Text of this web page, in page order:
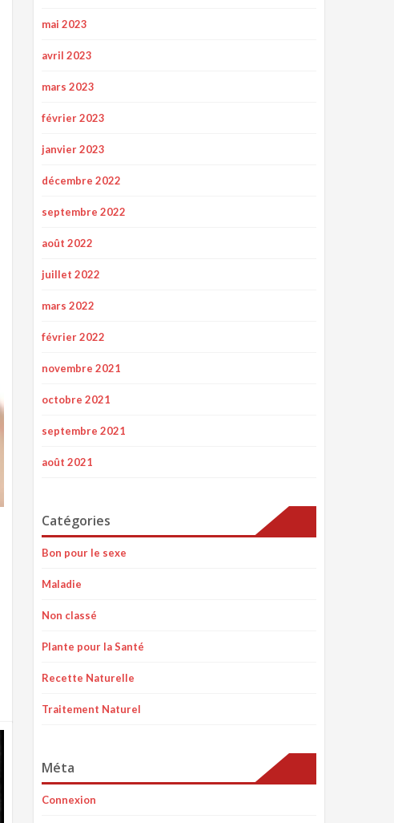
mai 2023
avril 2023
mars 2023
février 2023
janvier 2023
décembre 2022
septembre 2022
août 2022
juillet 2022
mars 2022
février 2022
novembre 2021
octobre 2021
septembre 2021
août 2021
Catégories
Bon pour le sexe
Maladie
Non classé
Plante pour la Santé
Recette Naturelle
Traitement Naturel
Méta
Connexion